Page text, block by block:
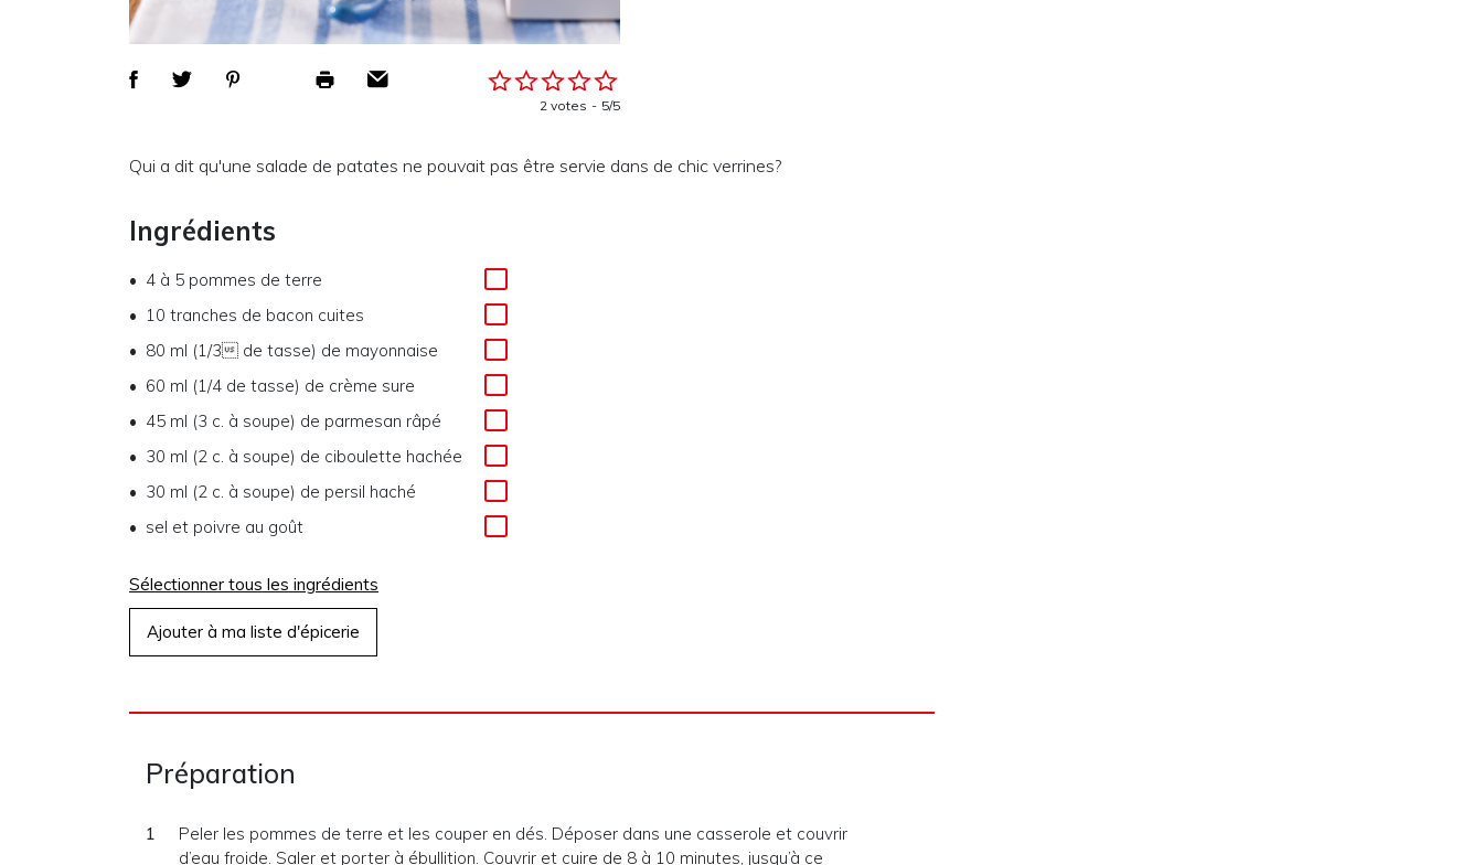
2 votes 5/5
Qui a dit qu'une salade de patates ne pouvait pas être servie dans de chic verrines?
Ingrédients
4 à 5 pommes de terre
10 tranches de bacon cuites
80 ml (1/3 de tasse) de mayonnaise
60 ml (1/4 de tasse) de crème sure
45 ml (3 c. à soupe) de parmesan râpé
30 ml (2 c. à soupe) de ciboulette hachée
30 ml (2 c. à soupe) de persil haché
sel et poivre au goût
Sélectionner tous les ingrédients
Ajouter à ma liste d'épicerie
Préparation
Peler les pommes de terre et les couper en dés. Déposer dans une casserole et couvrir
d’eau froide. Saler et porter à ébullition. Couvrir et cuire de 8 à 10 minutes, jusqu’à ce